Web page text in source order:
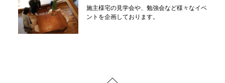
施主様宅の見学会や、勉強会など様々なイベ
ントを企画しております。